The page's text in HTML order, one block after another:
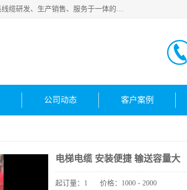
广东广星珠江电缆实业有限公司是一家广东广星珠江电缆厂家主营：广东广星珠江电缆，集线缆研发、生产销售、服务于一体的生产企业。公司自创立以来，确立了“广星珠江电缆，您的一站式采购”的战略发展口号，明确了将广星珠江打造成“线缆产品种类覆盖较广较全、质量较优、服务较好的大型综合性*化生产企业”的发展目标。
公司动态 客户案例
电梯电缆 安装便捷 输送容量大
起订量：1 价格：1000 - 2000